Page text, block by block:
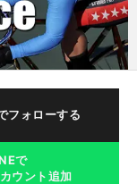
フォローする
で
ウント追加